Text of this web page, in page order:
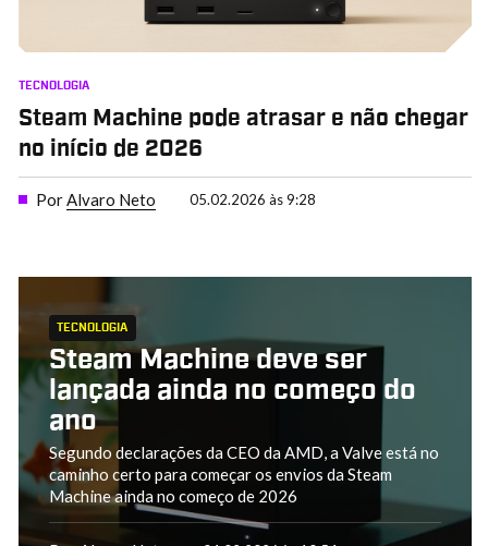
TECNOLOGIA
Steam Machine pode atrasar e não chegar
no início de 2026
PorAlvaro Neto 05.02.2026 às 9:28
TECNOLOGIA
Steam Machine deve ser
lançada ainda no começo do
ano
Segundo declarações da CEO da AMD, a Valve está no
caminho certo para começar os envios da Steam
Machine ainda no começo de 2026